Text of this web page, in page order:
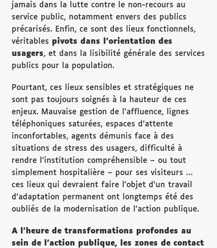
jamais dans la lutte contre le non-recours au
service public, notamment envers des publics
précarisés. Enfin, ce sont des lieux fonctionnels,
véritables pivots dans l ’orientation des
usagers, et dans la lisibilité générale des services
publics pour la population.
Pourtant, ces lieux sensibles et stratégiques ne
sont pas toujours soignés à la hauteur de ces
enjeux. Mauvaise gestion de l’affluence, lignes
téléphoniques saturées, espaces d’attente
inconfortables, agents démunis face à des
situations de stress des usagers, difficulté à
rendre l’institution compréhensible – ou tout
simplement hospitalière – pour ses visiteurs …
ces lieux qui devraient faire l’objet d’un travail
d’adaptation permanent ont longtemps été des
oubliés de la modernisation de l’action publique.
A l ’heure de transformations profondes au
sein de l ’action publique, les zones de contact